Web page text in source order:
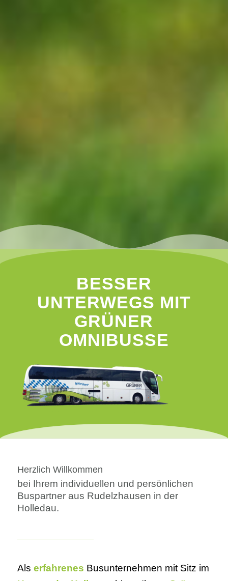
BESSER
UNTERWEGS MIT
GRÜNER
OMNIBUSSE
Herzlich Willkommen
bei Ihrem individuellen und persönlichen
Buspartner aus Rudelzhausen in der
Holledau.
Als erfahrenes Busunternehmen mit Sitz im